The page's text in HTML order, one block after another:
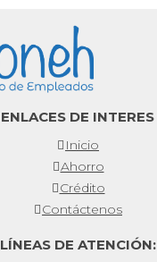
ENLACES DE INTERES
Inicio
Ahorro
Crédito
Contáctenos
LÍNEAS DE ATENCIÓN: